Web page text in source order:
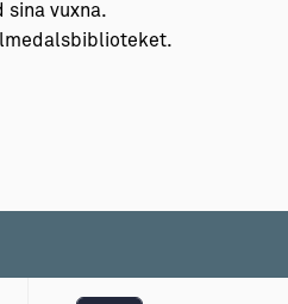
sina vuxna.